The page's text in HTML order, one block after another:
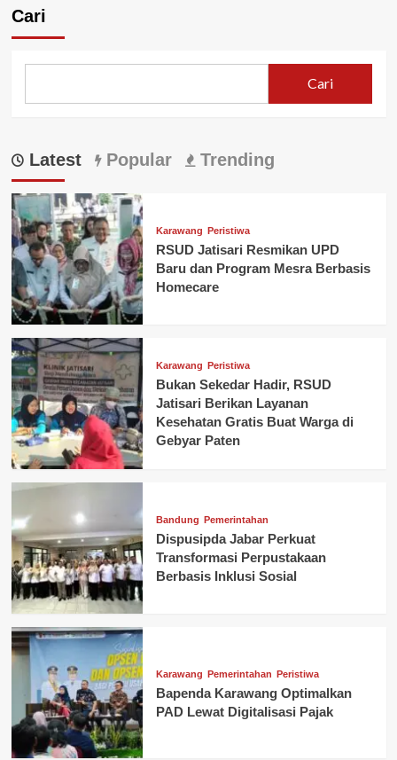
Cari
Cari
Latest Popular Trending
Karawang Peristiwa
RSUD Jatisari Resmikan UPD
Baru dan Program Mesra Berbasis
Homecare
Karawang Peristiwa
Bukan Sekedar Hadir, RSUD
Jatisari Berikan Layanan
Kesehatan Gratis Buat Warga di
Gebyar Paten
Bandung Pemerintahan
Dispusipda Jabar Perkuat
Transformasi Perpustakaan
Berbasis Inklusi Sosial
Karawang Pemerintahan Peristiwa
Bapenda Karawang Optimalkan
PAD Lewat Digitalisasi Pajak